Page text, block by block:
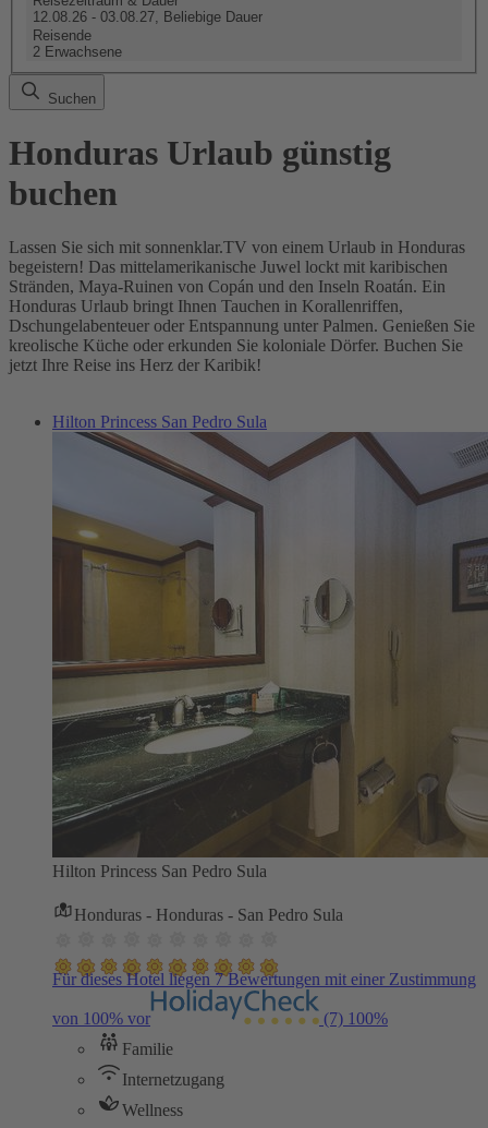
12.08.26 - 03.08.27, Beliebige Dauer
Reisende
2 Erwachsene
Suchen
Honduras Urlaub günstig
buchen
Lassen Sie sich mit sonnenklar.TV von einem Urlaub in Honduras
begeistern! Das mittelamerikanische Juwel lockt mit karibischen
Stränden, Maya-Ruinen von Copán und den Inseln Roatán. Ein
Honduras Urlaub bringt Ihnen Tauchen in Korallenriffen,
Dschungelabenteuer oder Entspannung unter Palmen. Genießen Sie
kreolische Küche oder erkunden Sie koloniale Dörfer. Buchen Sie
jetzt Ihre Reise ins Herz der Karibik!
Hilton Princess San Pedro Sula
Hilton Princess San Pedro Sula
Honduras - Honduras - San Pedro Sula
Für dieses Hotel liegen 7 Bewertungen mit einer Zustimmung
von 100% vor (7) 100%
Familie
Internetzugang
Wellness